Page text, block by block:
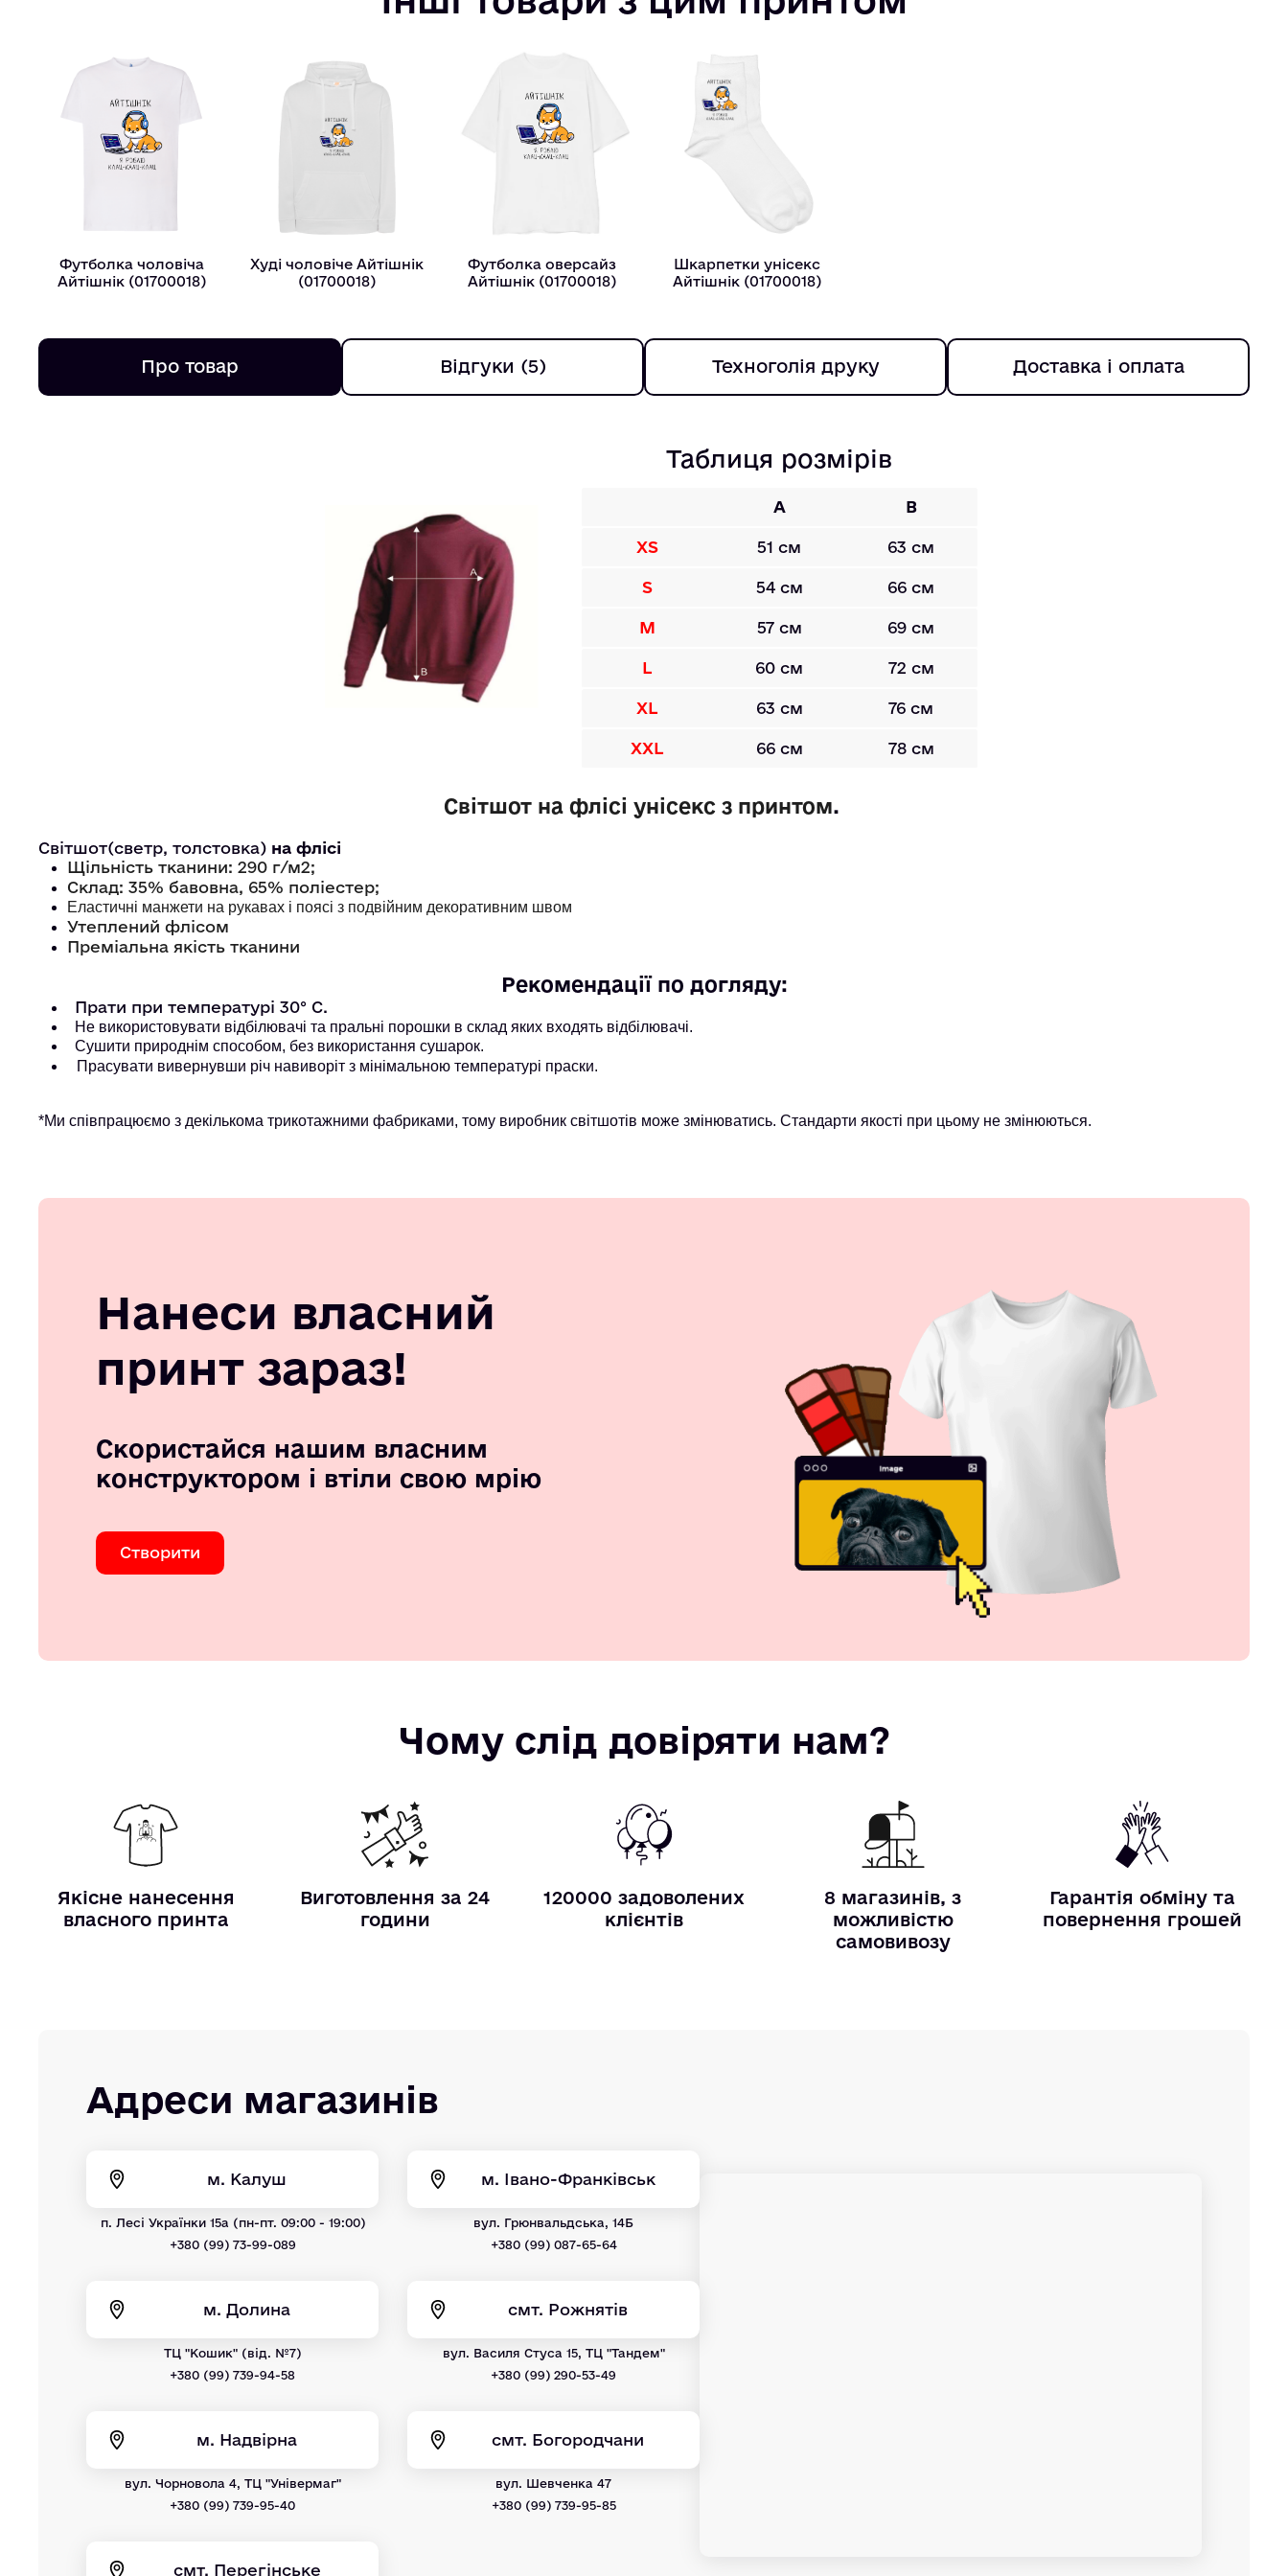
Футболка чоловіча
Айтiшнiк (01700018)
Худі чоловіче Айтiшнiк
(01700018)
Футболка оверсайз
Айтiшнiк (01700018)
Шкарпетки унісекс
Айтiшнiк (01700018)
Про товар Відгуки (5) Техноголія друку Доставка і оплата
Таблиця розмірів
A B
XS 51 см 63 см
S 54 см 66 см
M 57 см 69 см
L 60 см 72 см
XL 63 см 76 см
XXL 66 см 78 см
Світшот на флісі унісекс з принтом.
Світшот(светр, толстовка) на флісі
Щільність тканини: 290 г/м2;
Склад: 35% бавовна, 65% поліестер;
Еластичні манжети на рукавах і поясі з подвійним декоративним швом
Утеплений флісом
Преміальна якість тканини
Рекомендації по догляду:
Прати при температурі 30° С.
Не використовувати відбілювачі та пральні порошки в склад яких входять відбілювачі.
Сушити природнім способом, без використання сушарок.
Прасувати вивернувши річ навиворіт з мінімальною температурі праски.
*Ми співпрацюємо з декількома трикотажними фабриками, тому виробник світшотів може змінюватись. Стандарти якості при цьому не змінюються.
Нанеси власний
принт зараз!
Скористайся нашим власним
конструктором і втіли свою мрію
Створити
Чому слід довіряти нам?
Якісне нанесення
власного принта
Виготовлення за 24
години
120000 задоволених
клієнтів
8 магазинів, з
можливістю
самовивозу
Гарантія обміну та
повернення грошей
Адреси магазинів
м. Калуш
п. Лесі Українки 15а (пн-пт. 09:00 - 19:00)
+380 (99) 73-99-089
м. Івано-Франківськ
вул. Грюнвальдська, 14Б
+380 (99) 087-65-64
м. Долина
ТЦ "Кошик" (від. №7)
+380 (99) 739-94-58
смт. Рожнятів
вул. Василя Стуса 15, ТЦ "Тандем"
+380 (99) 290-53-49
м. Надвірна
вул. Чорновола 4, ТЦ "Універмаг"
+380 (99) 739-95-40
смт. Богородчани
вул. Шевченка 47
+380 (99) 739-95-85
смт. Перегінське